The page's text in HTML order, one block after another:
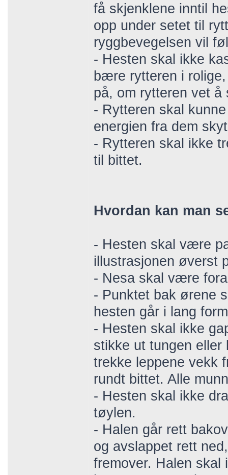
få skjenklene inntil
opp under setet til
ryggbevegelsen vil
- Hesten skal ikke
bære rytteren i
på, om rytteren vet å
- Rytteren skal
energien fra dem
- Rytteren skal ikke
til bittet.
Hvordan kan man
- Hesten skal være
illustrasjonen øverst
- Nesa skal være
- Punktet bak ørene
hesten går i lang
- Hesten skal ikke
stikke ut tungen
trekke leppene vekk
rundt bittet. Alle
- Hesten skal ikke
tøylen.
- Halen går rett
og avslappet rett
fremover. Halen skal